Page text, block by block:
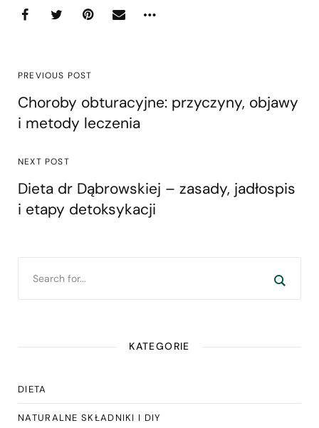
PREVIOUS POST
Choroby obturacyjne: przyczyny, objawy
i metody leczenia
NEXT POST
Dieta dr Dąbrowskiej – zasady, jadłospis
i etapy detoksykacji
KATEGORIE
DIETA
NATURALNE SKŁADNIKI I DIY